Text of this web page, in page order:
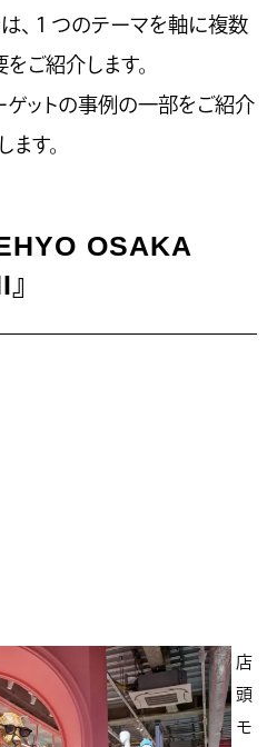
は、１つのテーマを軸に複数
ご紹介します。
ゲットの事例の一部をご紹介
します。
OSAKA
店
頭
モ